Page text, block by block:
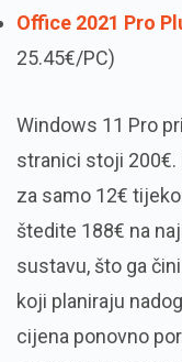
Office 2021 Pro
25.45€/PC)
Windows 11 Pro
stranici stoji 200€.
za samo 12€
štedite 188€ na
sustavu, što ga
koji planiraju
cijena ponovno